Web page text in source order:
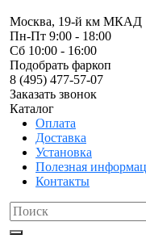
Москва, 19-й км МКАД
Пн-Пт 9:00 - 18:00
Сб 10:00 - 16:00
Подобрать фаркоп
8 (495) 477-57-07
Заказать звонок
Каталог
Оплата
Доставка
Установка
Полезная
Контакты